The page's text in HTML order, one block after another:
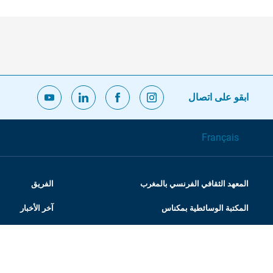
ابقو على اتصال
Français
المعهد الثقافي الفرنسي بالمغرب
المكتبة الوسائطية بمكناس
الفريق
آخر الأخبار